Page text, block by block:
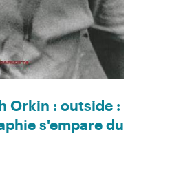
Orkin : outside :
s'empare du